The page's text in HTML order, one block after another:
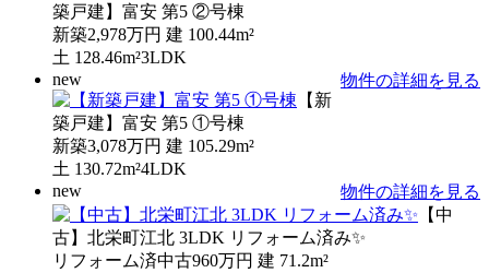
築戸建】富安 第5 ②号棟
新築2,978万円 建 100.44m²
土 128.46m²3LDK
物件の詳細を見る
new
【新
築戸建】富安 第5 ①号棟
新築3,078万円 建 105.29m²
土 130.72m²4LDK
物件の詳細を見る
new
【中
古】北栄町江北 3LDK リフォーム済み✨
リフォーム済中古960万円 建 71.2m²